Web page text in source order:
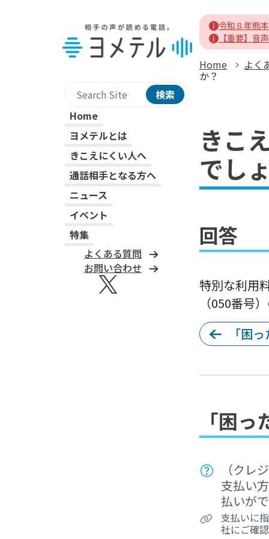
ヨメテルホーム
サイト内検索
検索
Home
ヨメテルとは
きこえにくい人へ
通話相手となる方へ
ニュース
イベント
特集
よくある質問
お問い合わせ
ヨメテルの公式SNS
Xへのリンク
令和８年熊
【重要】音
Home よく
か？
きこ
でし
回答
特別な利用
（050番号
「困
「困
（クレ
支払い
払いが
支払いに
社にご確